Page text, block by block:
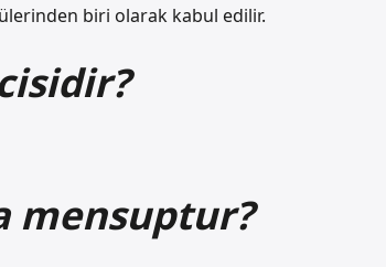
biri olarak kabul edilir.
mensuptur?